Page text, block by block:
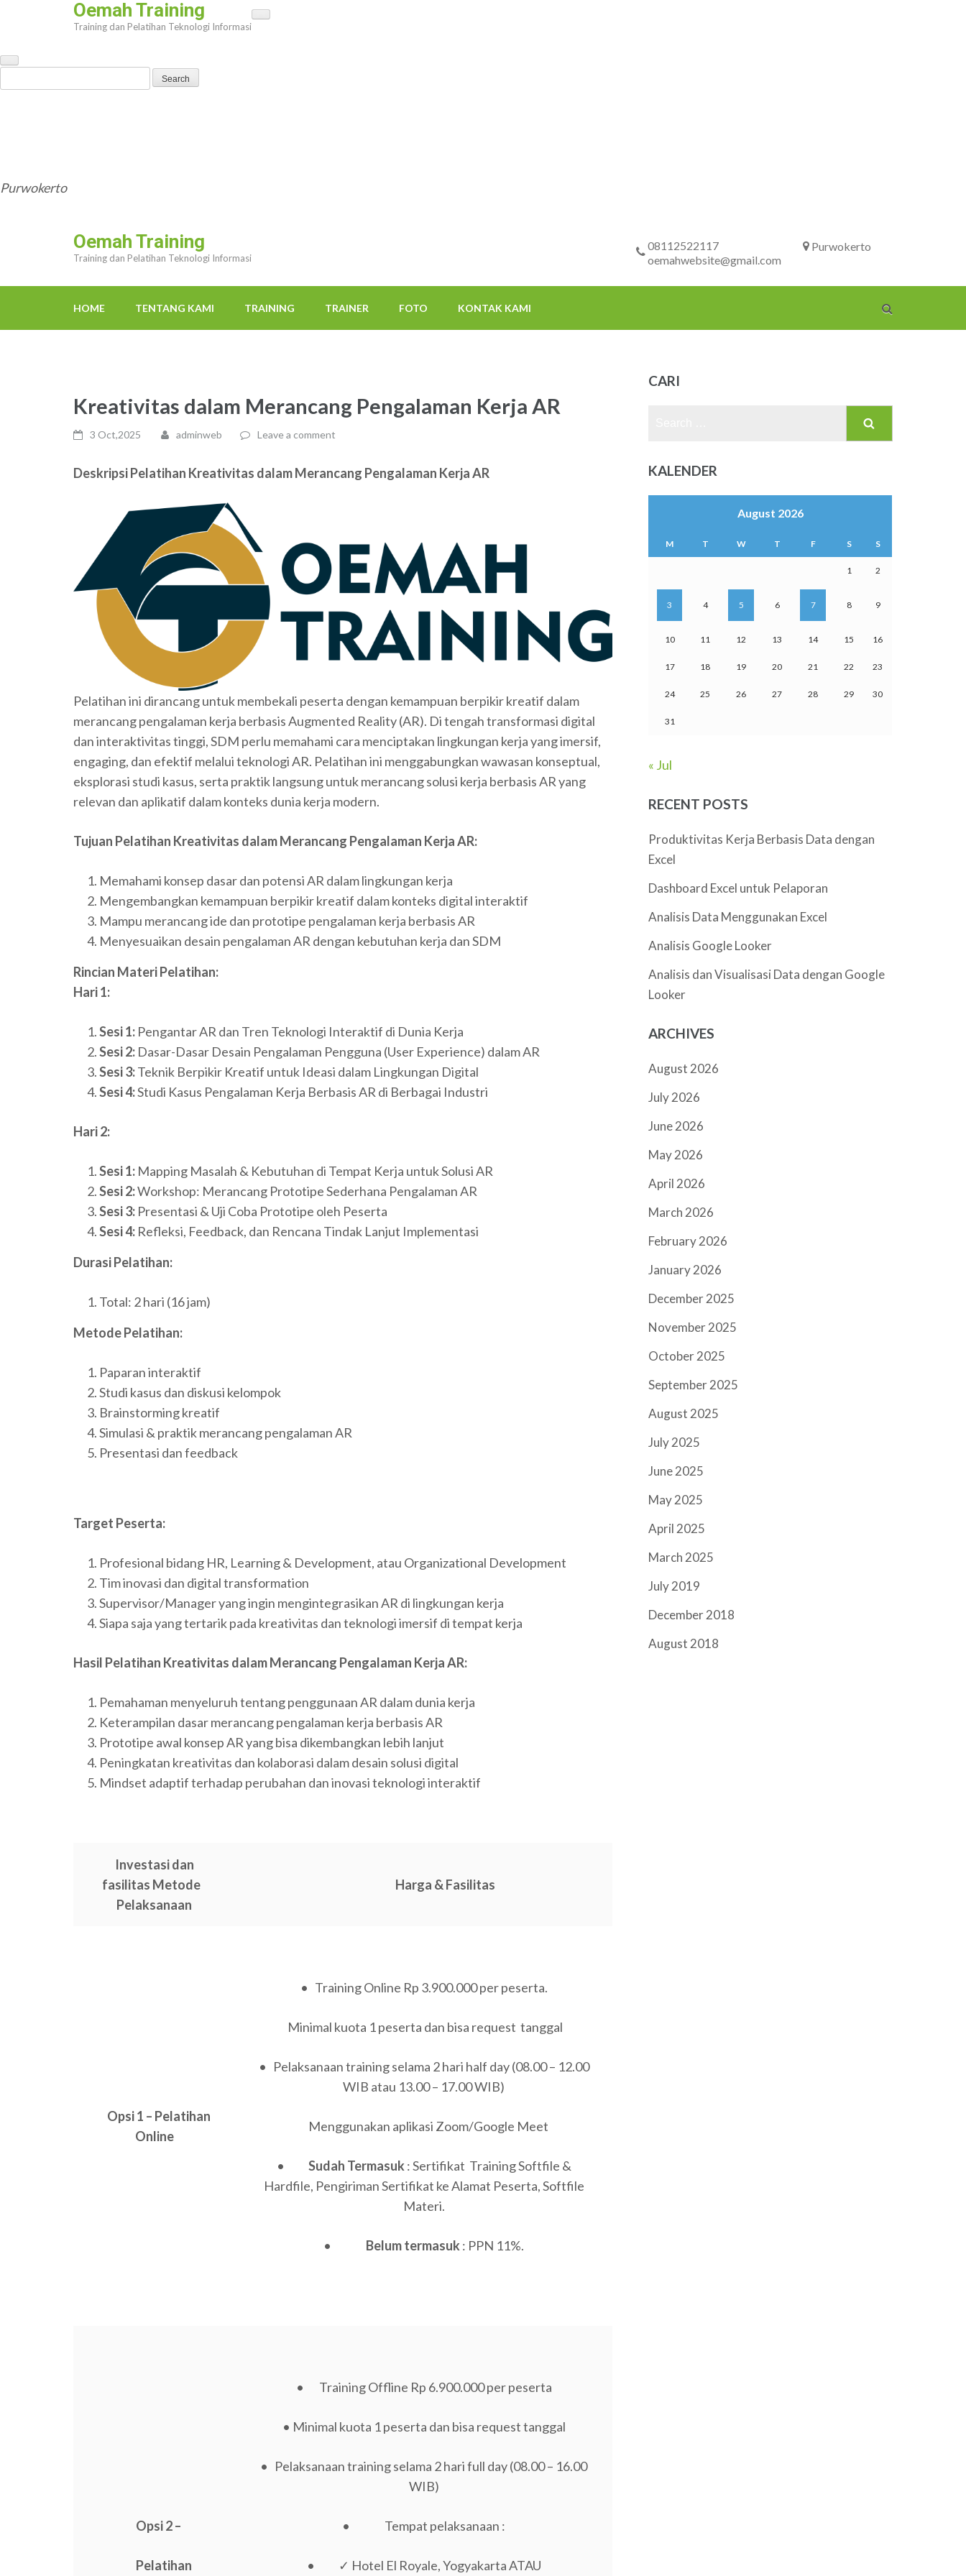
(Press
Enter)
Oemah Training
Training dan Pelatihan Teknologi Informasi
Purwokerto
Oemah Training
Training dan Pelatihan Teknologi Informasi
Purwokerto
08112522117
oemahwebsite@gmail.com
HOME TENTANG KAMI TRAINING TRAINER FOTO KONTAK KAMI
Kreativitas dalam Merancang Pengalaman Kerja AR
3 Oct,2025 adminweb Leave a comment
Deskripsi Pelatihan Kreativitas dalam Merancang Pengalaman Kerja AR
Pelatihan ini dirancang untuk membekali peserta dengan kemampuan berpikir kreatif dalam
merancang pengalaman kerja berbasis Augmented Reality (AR). Di tengah transformasi digital
dan interaktivitas tinggi, SDM perlu memahami cara menciptakan lingkungan kerja yang imersif,
engaging, dan efektif melalui teknologi AR. Pelatihan ini menggabungkan wawasan konseptual,
eksplorasi studi kasus, serta praktik langsung untuk merancang solusi kerja berbasis AR yang
relevan dan aplikatif dalam konteks dunia kerja modern.
Tujuan Pelatihan Kreativitas dalam Merancang Pengalaman Kerja AR:
Memahami konsep dasar dan potensi AR dalam lingkungan kerja
Mengembangkan kemampuan berpikir kreatif dalam konteks digital interaktif
Mampu merancang ide dan prototipe pengalaman kerja berbasis AR
Menyesuaikan desain pengalaman AR dengan kebutuhan kerja dan SDM
Rincian Materi Pelatihan:
Hari 1:
Sesi 1: Pengantar AR dan Tren Teknologi Interaktif di Dunia Kerja
Sesi 2: Dasar-Dasar Desain Pengalaman Pengguna (User Experience) dalam AR
Sesi 3:Teknik Berpikir Kreatif untuk Ideasi dalam Lingkungan Digital
Sesi 4:Studi Kasus Pengalaman Kerja Berbasis AR di Berbagai Industri
Hari 2:
Sesi 1: Mapping Masalah & Kebutuhan di Tempat Kerja untuk Solusi AR
Sesi 2:Workshop: Merancang Prototipe Sederhana Pengalaman AR
Sesi 3: Presentasi & Uji Coba Prototipe oleh Peserta
Sesi 4: Refleksi, Feedback, dan Rencana Tindak Lanjut Implementasi
Durasi Pelatihan:
Total: 2 hari (16 jam)
Metode Pelatihan:
Paparan interaktif
Studi kasus dan diskusi kelompok
Brainstorming kreatif
Simulasi & praktik merancang pengalaman AR
Presentasi dan feedback
Target Peserta:
Profesional bidang HR, Learning & Development, atau Organizational Development
Tim inovasi dan digital transformation
Supervisor/Manager yang ingin mengintegrasikan AR di lingkungan kerja
Siapa saja yang tertarik pada kreativitas dan teknologi imersif di tempat kerja
Hasil Pelatihan Kreativitas dalam Merancang Pengalaman Kerja AR:
Pemahaman menyeluruh tentang penggunaan AR dalam dunia kerja
Keterampilan dasar merancang pengalaman kerja berbasis AR
Prototipe awal konsep AR yang bisa dikembangkan lebih lanjut
Peningkatan kreativitas dan kolaborasi dalam desain solusi digital
Mindset adaptif terhadap perubahan dan inovasi teknologi interaktif
Investasi dan
fasilitas Metode
Pelaksanaan
Harga & Fasilitas
Opsi 1 – Pelatihan
Online
• Training Online Rp 3.900.000 per peserta.
Minimal kuota 1 peserta dan bisa request tanggal
• Pelaksanaan training selama 2 hari half day (08.00 – 12.00
WIB atau 13.00 – 17.00 WIB)
Menggunakan aplikasi Zoom/Google Meet
• Sudah Termasuk : Sertifikat Training Softfile &
Hardfile, Pengiriman Sertifikat ke Alamat Peserta, Softfile
Materi.
• Belum termasuk : PPN 11%.
Opsi 2 –
Pelatihan
• Training Offline Rp 6.900.000 per peserta
• Minimal kuota 1 peserta dan bisa request tanggal
• Pelaksanaan training selama 2 hari full day (08.00 – 16.00
WIB)
• Tempat pelaksanaan :
• ✓ Hotel El Royale, Yogyakarta ATAU
CARI
Search
KALENDER
August 2026
M T W T F S S
1 2
3 4 5 6 7 8 9
10 11 12 13 14 15 16
17 18 19 20 21 22 23
24 25 26 27 28 29 30
31
« Jul
RECENT POSTS
Produktivitas Kerja Berbasis Data dengan
Excel
Dashboard Excel untuk Pelaporan
Analisis Data Menggunakan Excel
Analisis Google Looker
Analisis dan Visualisasi Data dengan Google
Looker
ARCHIVES
August 2026
July 2026
June 2026
May 2026
April 2026
March 2026
February 2026
January 2026
December 2025
November 2025
October 2025
September 2025
August 2025
July 2025
June 2025
May 2025
April 2025
March 2025
July 2019
December 2018
August 2018